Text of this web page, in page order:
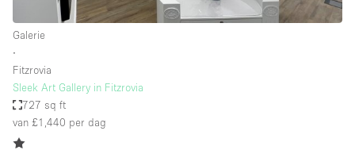
Galerie
∙
Fitzrovia
Sleek Art Gallery in Fitzrovia
727 sq ft
van £1,440 per dag